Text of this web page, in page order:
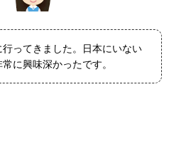
ってきました。日本にいない
に興味深かったです。